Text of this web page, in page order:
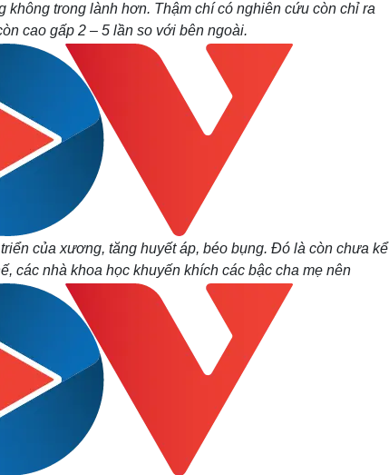
trong lành hơn. Thậm chí có nghiên cứu còn chỉ ra
cao gấp 2 – 5 lần so với bên ngoài.
của xương, tăng huyết áp, béo bụng. Đó là còn chưa kể
các nhà khoa học khuyến khích các bậc cha mẹ nên